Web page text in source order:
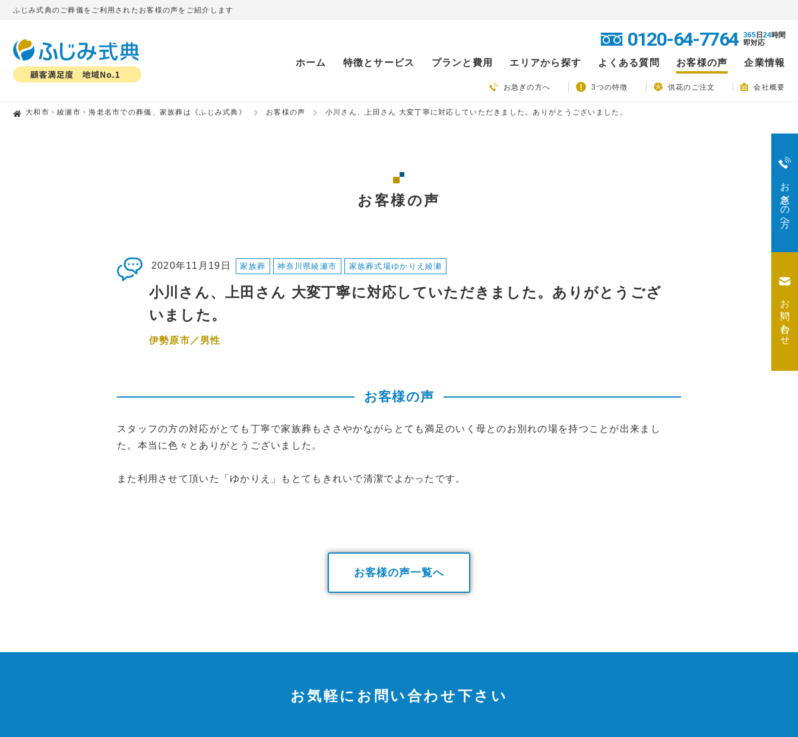
ふじみ式典のご葬儀をご利用されたお客様の声をご紹介します
0120-64-7764 365日 24時間
即対応
ホーム 特徴とサービス プランと費用 エリアから探す よくある質問 お客様の声 企業情報
お急ぎの方へ 3つの特徴 供花のご注文 会社概要
お急ぎの方へ
お問い合わせ
大和市・綾瀬市・海老名市での葬儀、家族葬は《ふじみ式典》 お客様の声 小川さん、上田さん 大変丁寧に対応していただきました。ありがとうございました。
お客様の声
2020年11月19日 家族葬 神奈川県綾瀬市 家族葬式場ゆかりえ綾瀬
小川さん、上田さん 大変丁寧に対応していただきました。ありがとうござ
いました。
伊勢原市／男性
お客様の声
スタッフの方の対応がとても丁寧で家族葬もささやかながらとても満足のいく母とのお別れの場を持つことが出来まし
た。本当に色々とありがとうございました。
また利用させて頂いた「ゆかりえ」もとてもきれいで清潔でよかったです。
お客様の声一覧へ
お気軽にお問い合わせ下さい